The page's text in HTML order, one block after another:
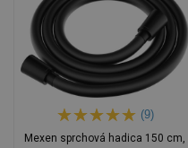
(9)
Mexen sprchová hadica 150 cm,